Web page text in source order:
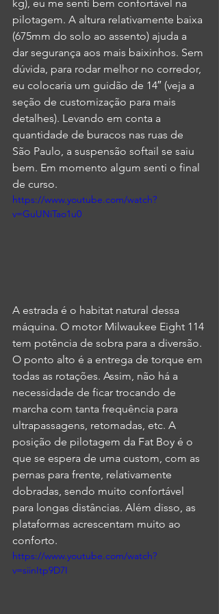
kg), eu me senti bem confortável na
pilotagem. A altura relativamente baixa
(675mm do solo ao assento) ajuda a
dar segurança aos mais baixinhos. Sem
dúvida, para rodar melhor no corredor,
eu colocaria um guidão de 14″ (veja a
seção de customização para mais
detalhes). Levando em conta a
quantidade de buracos nas ruas de
São Paulo, a suspensão softail se saiu
bem. Em momento algum senti o final
de curso.
https://www.youtube.com/watch?
v=GuUNiTao1u0
A estrada é o habitat natural dessa
máquina. O motor Milwaukee Eight 114
tem potência de sobra para a diversão.
O ponto alto é a entrega de torque em
todas as rotações. Assim, não há a
necessidade de ficar trocando de
marcha com tanta frequência para
ultrapassagens, retomadas, etc. A
posição de pilotagem da Fat Boy é o
que se espera de uma custom, com as
pernas para frente, relativamente
dobradas, sendo muito confortável
para longas distâncias. Além disso, as
plataformas acrescentam muito ao
conforto.
https://www.youtube.com/watch?
v=siinItp9D7I